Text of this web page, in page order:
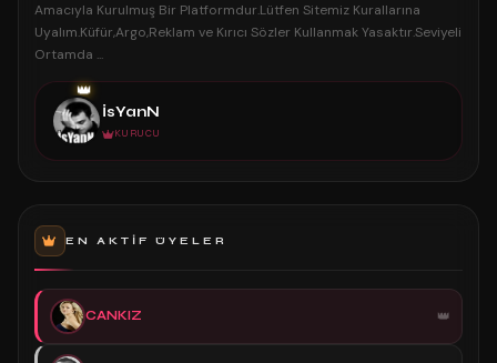
Amacıyla Kurulmuş Bir Platformdur.Lütfen Sitemiz Kurallarına
Uyalım.Küfür,Argo,Reklam ve Kırıcı Sözler Kullanmak Yasaktır.Seviyeli
Ortamda ...
👑
İsYanN
KURUCU
EN AKTIF ÜYELER
CANKIZ